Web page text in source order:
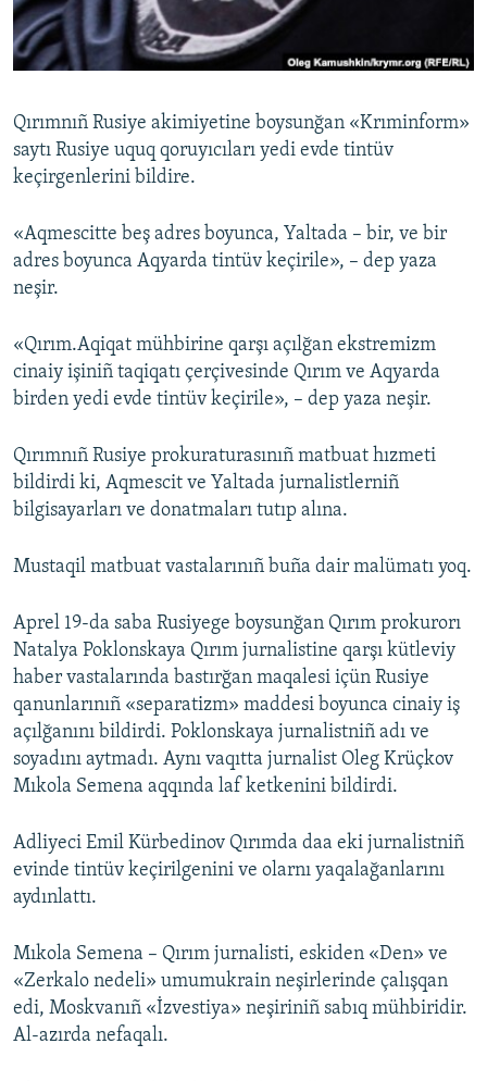
Русский
Українською
QOŞULIÑIZ!
RFE/RS bütün saytları
Qırımnıñ Rusiye akimiyetine boysunğan «Krıminform»
saytı Rusiye uquq qoruyıcıları yedi evde tintüv
keçirgenlerini bildire.
«Aqmescitte beş adres boyunca, Yaltada – bir, ve bir
adres boyunca Aqyarda tintüv keçirile», – dep yaza
neşir.
«Qırım.Aqiqat mühbirine qarşı açılğan ekstremizm
cinaiy işiniñ taqiqatı çerçivesinde Qırım ve Aqyarda
birden yedi evde tintüv keçirile», – dep yaza neşir.
Qırımnıñ Rusiye prokuraturasınıñ matbuat hızmeti
bildirdi ki, Aqmescit ve Yaltada jurnalistlerniñ
bilgisayarları ve donatmaları tutıp alına.
Mustaqil matbuat vastalarınıñ buña dair malümatı yoq.
Aprel 19-da saba Rusiyege boysunğan Qırım prokurorı
Natalya Poklonskaya Qırım jurnalistine qarşı kütleviy
haber vastalarında bastırğan maqalesi içün Rusiye
qanunlarınıñ «separatizm» maddesi boyunca cinaiy iş
açılğanını bildirdi. Poklonskaya jurnalistniñ adı ve
soyadını aytmadı. Aynı vaqıtta jurnalist Oleg Krüçkov
Mıkola Semena aqqında laf ketkenini bildirdi.
Adliyeci Emil Kürbedinov Qırımda daa eki jurnalistniñ
evinde tintüv keçirilgenini ve olarnı yaqalağanlarını
aydınlattı.
Mıkola Semena – Qırım jurnalisti, eskiden «Den» ve
«Zerkalo nedeli» umumukrain neşirlerinde çalışqan
edi, Moskvanıñ «İzvestiya» neşiriniñ sabıq mühbiridir.
Al-azırda nefaqalı.